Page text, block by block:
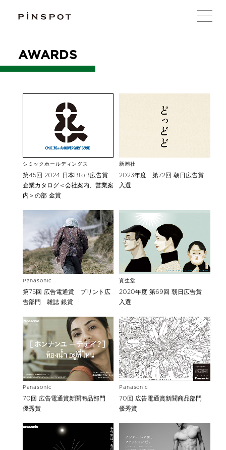
AWARDS
シミックホールディングス
第45回 2024 日本BtoB広告賞
企業カタログ＜会社案内、営業案
内＞の部 金賞
新潮社
2023年度 第72回 朝日広告賞
入選
Panasonic
第75回 広告電通賞 プリント広
告部門 雑誌 銀賞
資生堂
2020年度 第69回 朝日広告賞
入選
Panasonic
70回 広告電通賞新聞商品部門
優秀賞
Panasonic
70回 広告電通賞新聞商品部門
優秀賞